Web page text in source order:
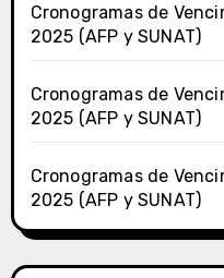
Cronogramas de
2025 (AFP y SUNAT)
Cronogramas de
2025 (AFP y SUNAT)
Cronogramas de
2025 (AFP y SUNAT)